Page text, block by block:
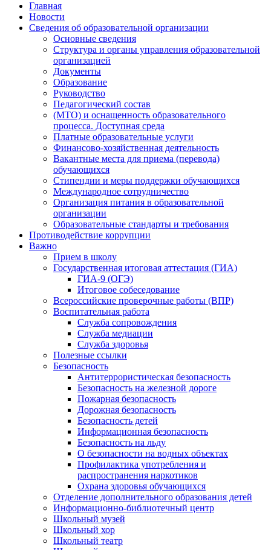
Главная
Новости
Сведения об образовательной организации
Основные сведения
Структура и органы управления образовательной
организацией
Документы
Образование
Руководство
Педагогический состав
(МТО) и оснащенность образовательного
процесса. Доступная среда
Платные образовательные услуги
Финансово-хозяйственная деятельность
Вакантные места для приема (перевода)
обучающихся
Стипендии и меры поддержки обучающихся
Международное сотрудничество
Организация питания в образовательной
организации
Образовательные стандарты и требования
Противодействие коррупции
Важно
Прием в школу
Государственная итоговая аттестация (ГИА)
ГИА-9 (ОГЭ)
Итоговое собеседование
Всероссийские проверочные работы (ВПР)
Воспитательная работа
Служба сопровождения
Служба медиации
Служба здоровья
Полезные ссылки
Безопасность
Антитеррористическая безопасность
Безопасность на железной дороге
Пожарная безопасность
Дорожная безопасность
Безопасность детей
Информационная безопасность
Безопасность на льду
О безопасности на водных объектах
Профилактика употребления и
распространения наркотиков
Охрана здоровья обучающихся
Отделение дополнительного образования детей
Информационно-библиотечный центр
Школьный музей
Школьный хор
Школьный театр